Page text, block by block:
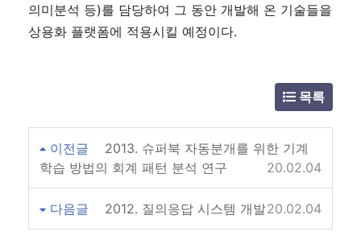
의미분석 등)를 담당하여 그 동안 개발해 온 기술들을
상용화 플랫폼에 적용시킬 예정이다.
목록
이전글
2013. 슈퍼북 자동분개를 위한 기계
학습 방법의 회계 패턴 분석 연구
20.02.04
다음글 2012. 질의응답 시스템 개발20.02.04